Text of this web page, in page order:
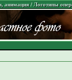
анимация/ Логотипы